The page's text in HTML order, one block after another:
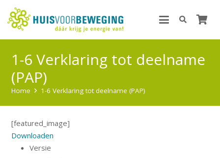
1-6 Verklaring tot deelname
(PAP)
Home 1-6 Verklaring tot deelname (PAP)
[featured_image]
Downloaden
Versie